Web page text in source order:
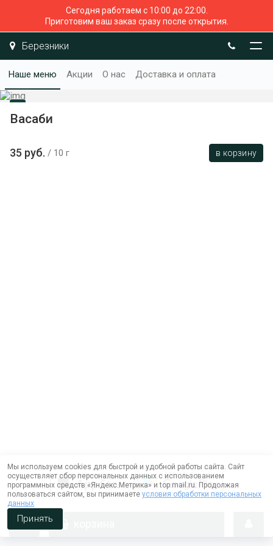
Сегодня работаем с 10:00 до 22:00.
Приготовим ваш заказ сразу после открытия.
Березники
Наше меню Акции О нас Доставка и оплата
Васаби
35 руб. 10 г в корзину
Мы используем cookies для быстрой и удобной работы сайта. Сайт
осуществляет сбор персональных данных с использованием
программных средств «Яндекс.Метрика» и top.mail.ru. Продолжая
пользоваться сайтом, вы принимаете условия обработки персональных
данных
Принять